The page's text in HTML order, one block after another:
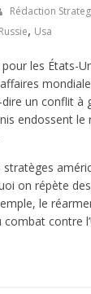
Rédaction
Russie, Usa
les États-
un conflit à
endossent le
stratèges
on répète
le
contre